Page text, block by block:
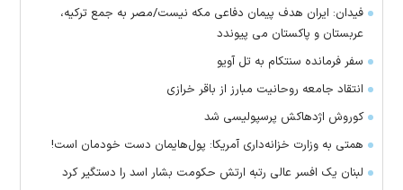
فیدان: ایران هدف پیمان دفاعی مکه نیست/مصر به جمع ترکیه،
عربستان و پاکستان می پیوندد
سفر فرمانده سنتکام به تل آویو
انتقاد جامعه روحانیت مبارز از باقر خرازی
کوروش اژدهاکش پرسپولیسی شد
همتی به وزارت خزانه‌داری آمریکا: پول‌هایمان دست خودمان است!
لبنان یک افسر عالی رتبه ارتش حکومت بشار اسد را دستگیر کرد